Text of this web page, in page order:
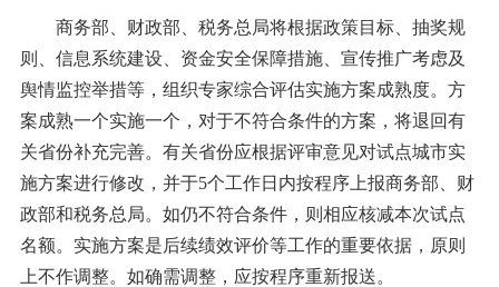
商务部、财政部、税务总局将根据政策目标、抽奖规
则、信息系统建设、资金安全保障措施、宣传推广考虑及
舆情监控举措等，组织专家综合评估实施方案成熟度。方
案成熟一个实施一个，对于不符合条件的方案，将退回有
关省份补充完善。有关省份应根据评审意见对试点城市实
施方案进行修改，并于5个工作日内按程序上报商务部、财
政部和税务总局。如仍不符合条件，则相应核减本次试点
名额。实施方案是后续绩效评价等工作的重要依据，原则
上不作调整。如确需调整，应按程序重新报送。